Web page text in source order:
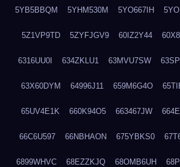
5YB5BBQM 5YHM530M 5YO667IH
5Z1VP9TD 5ZYFJGV9 60IZ2Y44
6316UU0I 634ZKLU1 63MVU7SW
63X60DYM 64996J11 659M6G4O
65UV4E1K 660K94O5 663467JW
66C6U597 66NBHAON 675YBKS0
6899WHVC 68EZZKJQ 68OMB6UH